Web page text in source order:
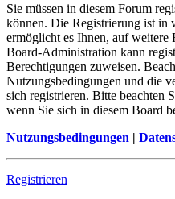
Sie müssen in diesem Forum
können. Die Registrierung ist in
ermöglicht es Ihnen, auf
Board-Administration kann
Berechtigungen zuweisen.
Nutzungsbedingungen und die
sich registrieren. Bitte beachten
wenn Sie sich in diesem Board
Nutzungsbedingungen |
Registrieren